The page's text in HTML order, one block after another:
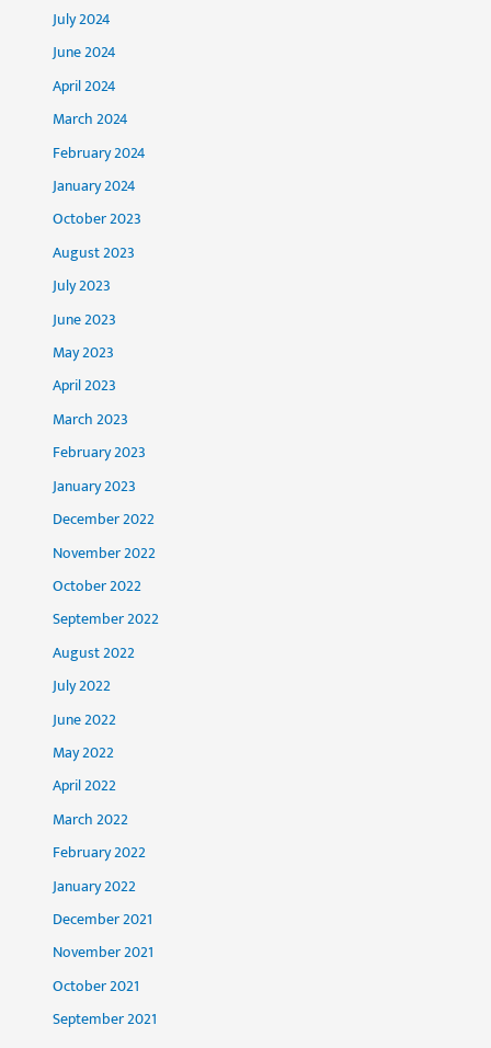
July 2024
June 2024
April 2024
March 2024
February 2024
January 2024
October 2023
August 2023
July 2023
June 2023
May 2023
April 2023
March 2023
February 2023
January 2023
December 2022
November 2022
October 2022
September 2022
August 2022
July 2022
June 2022
May 2022
April 2022
March 2022
February 2022
January 2022
December 2021
November 2021
October 2021
September 2021